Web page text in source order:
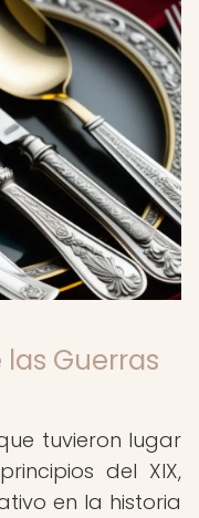
Guerras
tuvieron lugar
del XIX,
en la historia